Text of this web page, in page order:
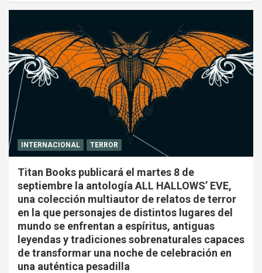
INTERNACIONAL TERROR
Titan Books publicará el martes 8 de
septiembre la antología ALL HALLOWS’ EVE,
una colección multiautor de relatos de terror
en la que personajes de distintos lugares del
mundo se enfrentan a espíritus, antiguas
leyendas y tradiciones sobrenaturales capaces
de transformar una noche de celebración en
una auténtica pesadilla